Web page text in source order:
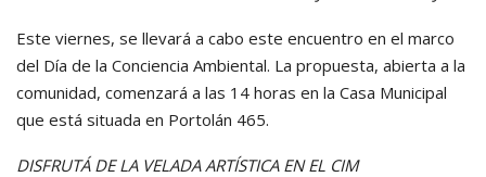
Este viernes, se llevará a cabo este encuentro en el marco
del Día de la Conciencia Ambiental. La propuesta, abierta a la
comunidad, comenzará a las 14 horas en la Casa Municipal
que está situada en Portolán 465.
DISFRUTÁ DE LA VELADA ARTÍSTICA EN EL CIM